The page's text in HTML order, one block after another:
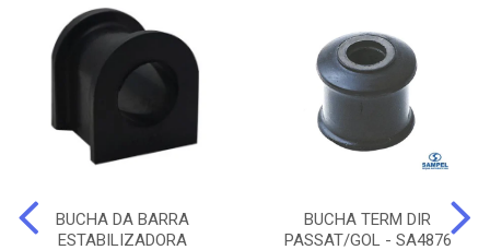
BUCHA DA BARRA
ESTABILIZADORA
BUCHA TERM DIR
PASSAT/GOL - SA4876